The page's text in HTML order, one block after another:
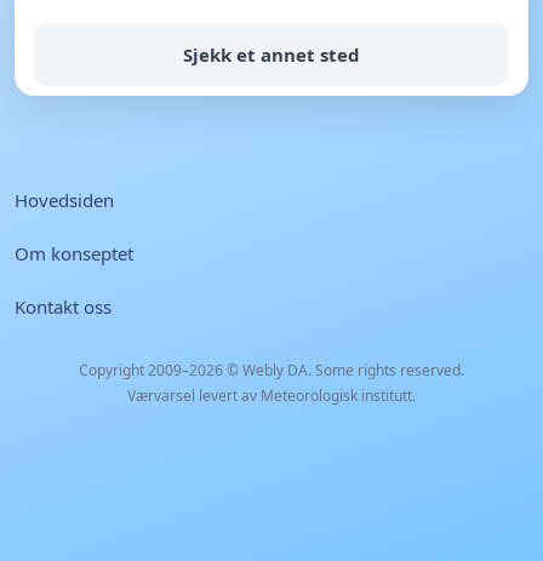
Sjekk et annet sted
Hovedsiden
Om konseptet
Kontakt oss
Copyright 2009–2026 ©Webly DA. Some rights reserved.
Værvarsel levert av Meteorologisk institutt.